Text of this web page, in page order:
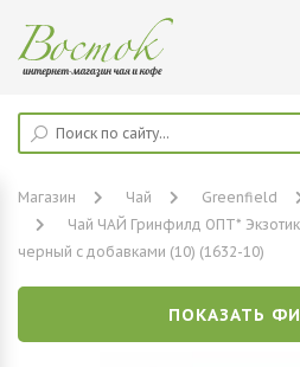
Магазин Чай Greenfield
Чай ЧАЙ Гринфилд ОПТ* Экзотик
черный с добавками (10) (1632-10)
ПОКАЗАТЬ